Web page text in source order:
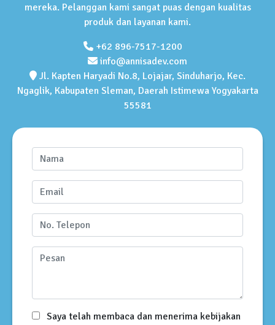
mereka. Pelanggan kami sangat puas dengan kualitas
produk dan layanan kami.
+62 896-7517-1200
info@annisadev.com
Jl. Kapten Haryadi No.8, Lojajar, Sinduharjo, Kec.
Ngaglik, Kabupaten Sleman, Daerah Istimewa Yogyakarta
55581
Saya telah membaca dan menerima kebijakan